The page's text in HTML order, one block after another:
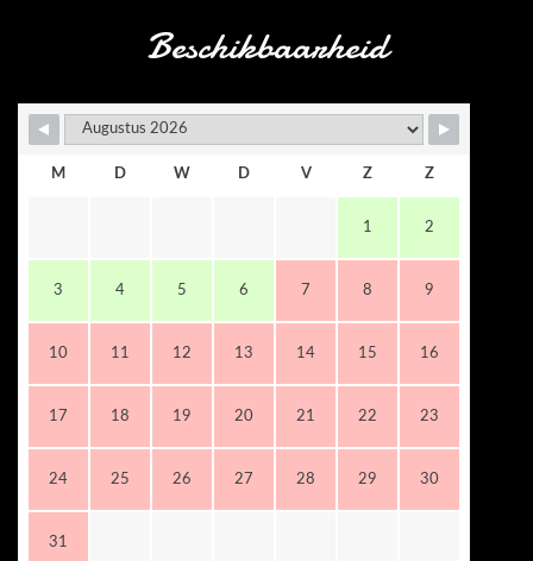
Beschikbaarheid
M D W D V Z Z
1 2
3 4 5 6 7 8 9
10 11 12 13 14 15 16
17 18 19 20 21 22 23
24 25 26 27 28 29 30
31